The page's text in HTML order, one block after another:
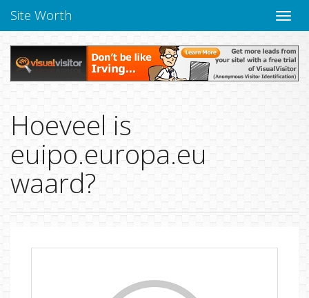
Site Worth
Hoeveel is
euipo.europa.eu
waard?